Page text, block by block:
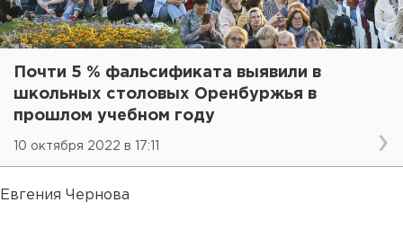
Почти 5 % фальсификата выявили в
школьных столовых Оренбуржья в
прошлом учебном году
10 октября 2022 в 17:11
Евгения Чернова